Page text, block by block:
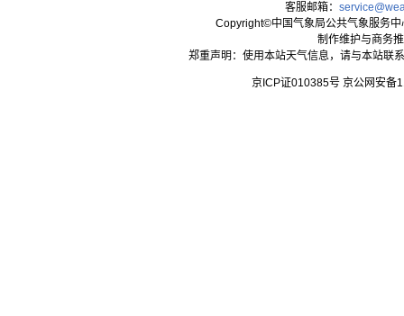
客服邮箱：
Copyright©中国气象局公共气象服务
制作维护与商务
郑重声明：使用本站天气信息，请与本站联
京ICP证010385号 京公网安备